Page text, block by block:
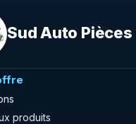
Sud Auto Pièces
produits